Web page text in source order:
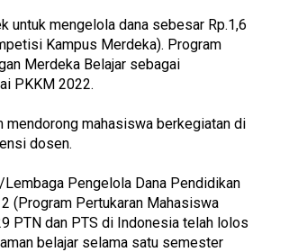
untuk mengelola dana sebesar Rp.1,6
Kampus Merdeka). Program
Merdeka Belajar sebagai
PKKM 2022.
mendorong mahasiswa berkegiatan di
dosen.
Pengelola Dana Pendidikan
(Program Pertukaran Mahasiswa
PTN dan PTS di Indonesia telah lolos
belajar selama satu semester